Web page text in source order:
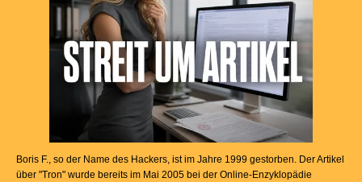
Boris F., so der Name des Hackers, ist im Jahre 1999 gestorben. Der Artikel
über "Tron" wurde bereits im Mai 2005 bei der Online-Enzyklopädie